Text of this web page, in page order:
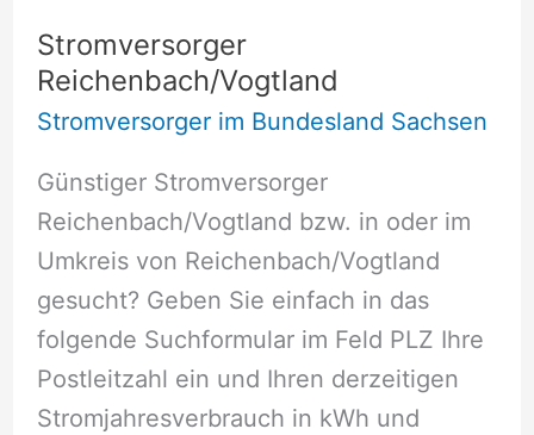
Stromversorger
Reichenbach/Vogtland
Stromversorger im Bundesland Sachsen
Günstiger Stromversorger
Reichenbach/Vogtland bzw. in oder im
Umkreis von Reichenbach/Vogtland
gesucht? Geben Sie einfach in das
folgende Suchformular im Feld PLZ Ihre
Postleitzahl ein und Ihren derzeitigen
Stromjahresverbrauch in kWh und